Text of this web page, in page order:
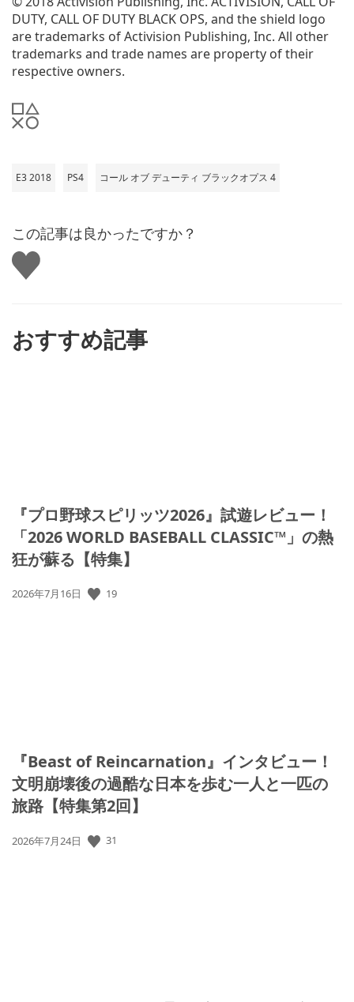
DUTY, CALL OF DUTY BLACK OPS, and the shield logo
are trademarks of Activision Publishing, Inc. All other
trademarks and trade names are property of their
respective owners.
E3 2018 PS4 コール オブ デューティ ブラックオプス 4
この記事は良かったですか？
い
い
おすすめ記事
『プロ野球スピリッツ2026』試遊レビュー！
「2026 WORLD BASEBALL CLASSIC™」の熱
狂が蘇る【特集】
公
2026年7月16日 19
『Beast of Reincarnation』インタビュー！
文明崩壊後の過酷な日本を歩む一人と一匹の
旅路【特集第2回】
公
2026年7月24日 31